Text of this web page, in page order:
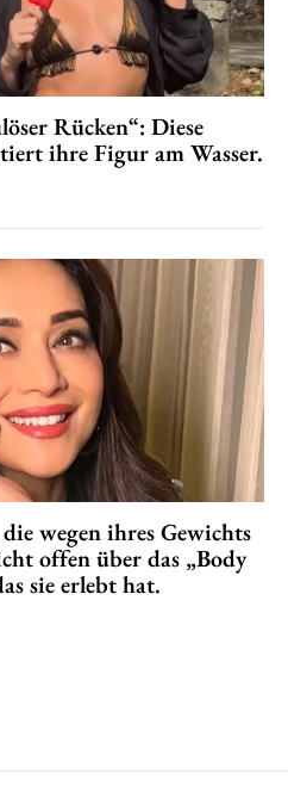
Rücken“: Diese
ihre Figur am Wasser.
wegen ihres Gewichts
offen über das „Body
sie erlebt hat.